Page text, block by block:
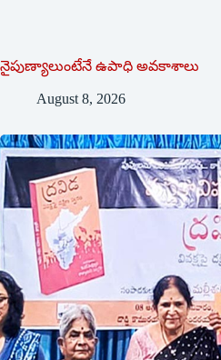
నైపుణ్యాలుంటేనే ఉపాధి అవకాశాలు
August 8, 2026